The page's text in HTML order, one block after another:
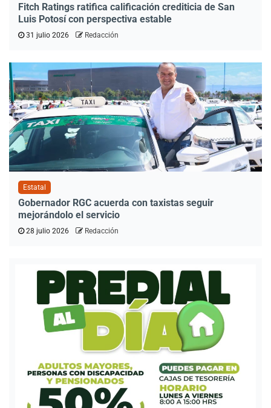
Fitch Ratings ratifica calificación crediticia de San
Luis Potosí con perspectiva estable
31 julio 2026 Redacción
Estatal
Gobernador RGC acuerda con taxistas seguir
mejorándolo el servicio
28 julio 2026 Redacción